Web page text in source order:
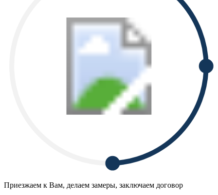
Приезжаем к Вам, делаем замеры, заключаем договор